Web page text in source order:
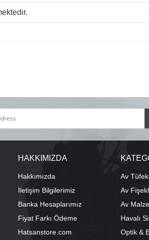
HAKKIMIZDA
Hakkımızda
İletişim Bilgilerimiz
Banka Hesaplarımız
Fiyat Farkı Ödeme
Hatsanstore.com
Av
Av
Av
Havalı
Optik &